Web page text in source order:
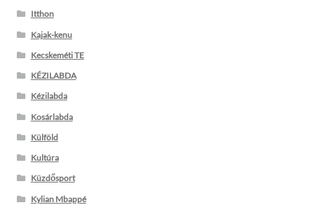
Itthon
Kajak-kenu
Kecskeméti TE
KÉZILABDA
Kézilabda
Kosárlabda
Külföld
Kultúra
Küzdősport
Kylian Mbappé